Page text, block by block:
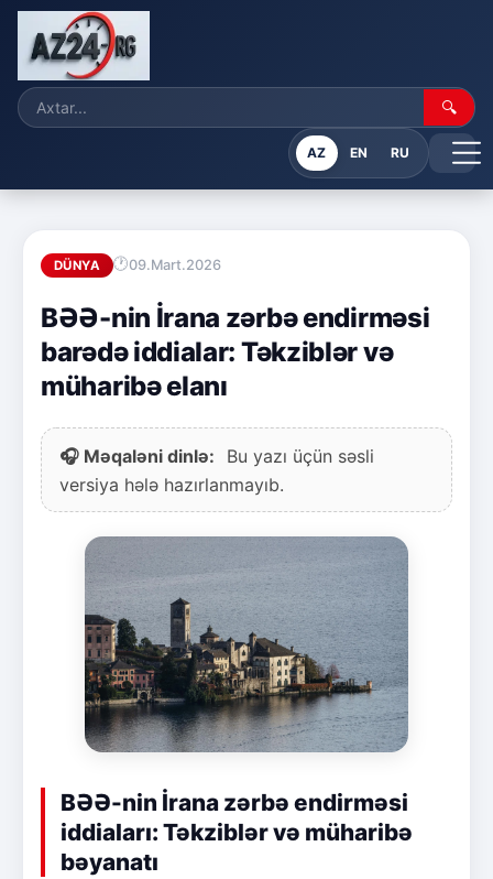
🔍
AZ EN RU
DÜNYA 09.Mart.2026
BƏƏ-nin İrana zərbə endirməsi
barədə iddialar: Təkziblər və
müharibə elanı
🎧 Məqaləni dinlə:
Bu yazı üçün səsli
versiya hələ hazırlanmayıb.
BƏƏ-nin İrana zərbə endirməsi
iddiaları: Təkziblər və müharibə
bəyanatı